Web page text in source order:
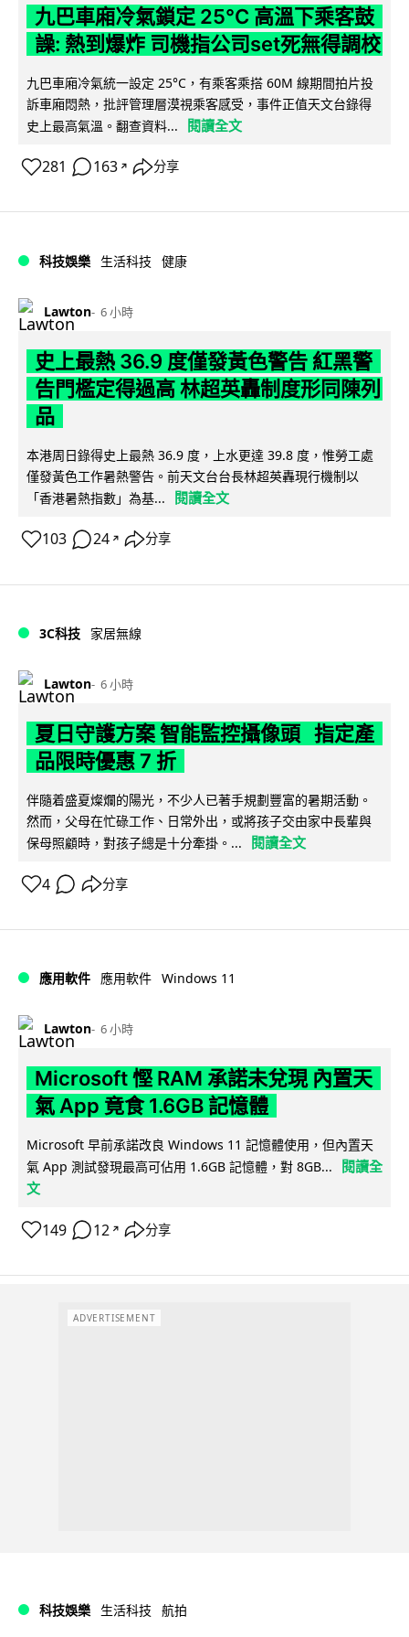
九巴車廂冷氣鎖定 25°C 高溫下乘客鼓
譟: 熱到爆炸 司機指公司set死無得調校
九巴車廂冷氣統一設定 25°C，有乘客乘搭 60M 線期間拍片投
訴車廂悶熱，批評管理層漠視乘客感受，事件正值天文台錄得
史上最高氣溫。翻查資料...
閱讀全文
281 163 ↗ 分享
科技娛樂 生活科技 健康
Lawton 6 小時
史上最熱 36.9 度僅發黃色警告 紅黑警
告門檻定得過高 林超英轟制度形同陳列
品
本港周日錄得史上最熱 36.9 度，上水更達 39.8 度，惟勞工處
僅發黃色工作暑熱警告。前天文台台長林超英轟現行機制以
「香港暑熱指數」為基...
閱讀全文
103 24 ↗ 分享
3C科技 家居無線
Lawton 6 小時
夏日守護方案 智能監控攝像頭 指定產
品限時優惠 7 折
伴隨着盛夏燦爛的陽光，不少人已著手規劃豐富的暑期活動。
然而，父母在忙碌工作、日常外出，或將孩子交由家中長輩與
保母照顧時，對孩子總是十分牽掛。...
閱讀全文
4 分享
應用軟件 應用軟件 Windows 11
Lawton 6 小時
Microsoft 慳 RAM 承諾未兌現 內置天
氣 App 竟食 1.6GB 記憶體
Microsoft 早前承諾改良 Windows 11 記憶體使用，但內置天
氣 App 測試發現最高可佔用 1.6GB 記憶體，對 8GB...
閱讀全
文
149 12 ↗ 分享
ADVERTISEMENT
科技娛樂 生活科技 航拍